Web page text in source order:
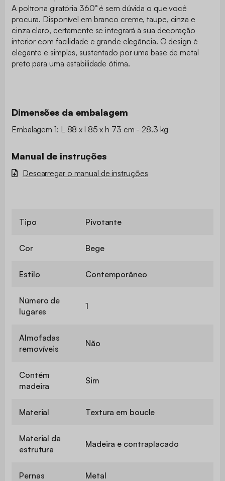
A poltrona giratória 360° é sem dúvida o que você
procura. Disponível em branco creme, taupe, cinza e
cinza claro, certamente se integrará à sua decoração
interior com facilidade e grande elegância. O design é
elegante e simples, sustentado por uma base de metal
preto para uma estabilidade ótima.
Dimensões da embalagem
Embalagem 1: L 88 x l 85 x h 73 cm - 28.3 kg
Manual de instruções
Descarregar o manual de instruções
Tipo Pivotante
Cor Bege
Estilo Contemporâneo
Número de
lugares
1
Almofadas
removíveis
Não
Contém
madeira
Sim
Material Textura em boucle
Material da
estrutura
Madeira e contraplacado
Pernas Metal